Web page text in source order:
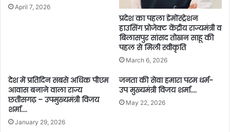
April 7, 2026
प्रदेश का पहला डेमोंस्ट्रेशन
हाउसिंग प्रोजेक्ट केंद्रीय राज्यमंत्री व
बिलासपुर सांसद तोखन साहू की
पहल से मिली स्वीकृति
March 6, 2026
देश में प्रतिदिन सबसे अधिक पीएम
आवास बनाने वाला राज्य
छतीसगढ़ – उपमुख्यमंत्री विजय
शर्मा….
January 29, 2026
जनता की सेवा हमारा परम धर्म-
उप मुख्यमंत्री विजय शर्मा….
May 22, 2026